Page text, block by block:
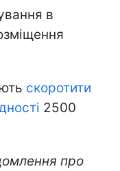
в
скоротити
2500
про